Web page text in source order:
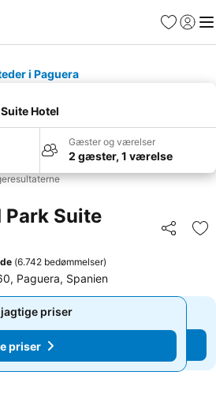
Favoritter
Log ind
i Paguera
Hotel
Gæster og værelser
2 gæster, 1 værelse
Park Suite
Del
(6.742 bedømmelser)
Paguera, Spanien
priser
Se priser
priser
priser